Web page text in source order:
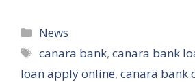
Categories
News
Tags
canara bank,canara bank
loan apply online, canara bank